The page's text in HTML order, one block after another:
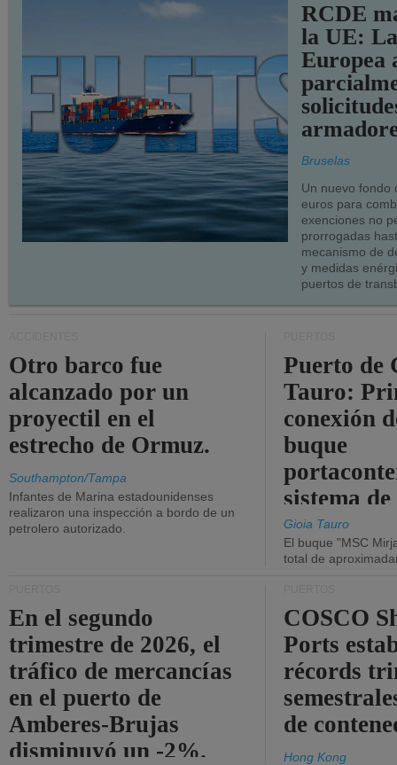
RCDE
la UE:
Europea
Bruselas
Un nuevo fondo
euros para
exenciones no
prorrogadas
mecanismo de
y medidas
puertos de
Otro barco fue
alcanzado por un
proyectil en el
estrecho de Ormuz.
Southampton/Tampa
Infantes de Marina estadounidenses
realizaron una inspección a bordo de un
petrolero autorizado.
Puerto de
Tauro:
conexión
buque
sistema
la red
Gioia Tauro
El buque "MSC
total de
En el segundo
trimestre de 2026, el
tráfico de mercancías
en el puerto de
Amberes-Brujas
disminuyó un -2%.
COSCO
Ports
récords
de
Hong Kong